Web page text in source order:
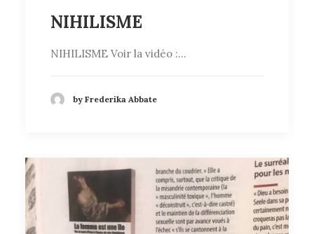
NIHILISME
NIHILISME Voir la vidéo :…
by Frederika Abbate